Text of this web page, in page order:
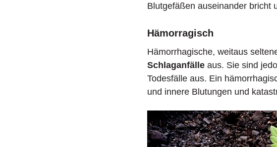
Blutgefäßen auseinander bricht
Hämorragisch
Hämorrhagische, weitaus
Schlaganfälle aus. Sie sind
Todesfälle aus. Ein
und innere Blutungen und